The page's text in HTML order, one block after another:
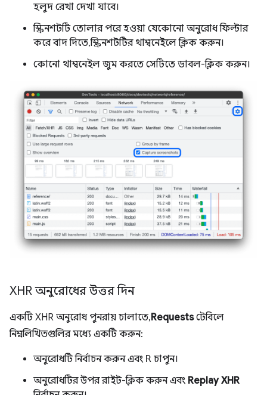
হলুদ রেখা দেখা যাবে।
স্ক্রিনশটটি তোলার পরে হওয়া যেকোনো অনুরোধ ফিল্টার
করে বাদ দিতে, স্ক্রিনশটটির থাম্বনেইলে ক্লিক করুন।
কোনো থাম্বনেইল জুম করতে সেটিতে ডাবল-ক্লিক করুন।
XHR অনুরোধের উত্তর দিন
একটি XHR অনুরোধ পুনরায় চালাতে,Requestsটেবিলে
নিম্নলিখিতগুলির মধ্যে একটি করুন:
অনুরোধটি নির্বাচন করুন এবং R চাপুন।
অনুরোধটির উপর রাইট-ক্লিক করুন এবং Replay XHR